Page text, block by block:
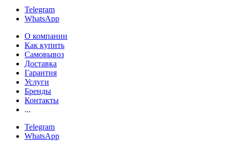
Telegram
WhatsApp
О компании
Как купить
Самовывоз
Доставка
Гарантия
Услуги
Бренды
Контакты
...
Telegram
WhatsApp